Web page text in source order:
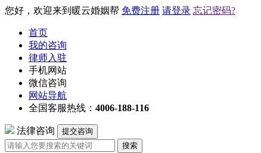
您好，欢迎来到暖云婚姻帮 免费注册 请登录 忘记密码?
首页
我的咨询
律师入驻
手机网站
微信咨询
网站导航
全国客服热线： 4006-188-116
法律咨询
提交咨询
搜索